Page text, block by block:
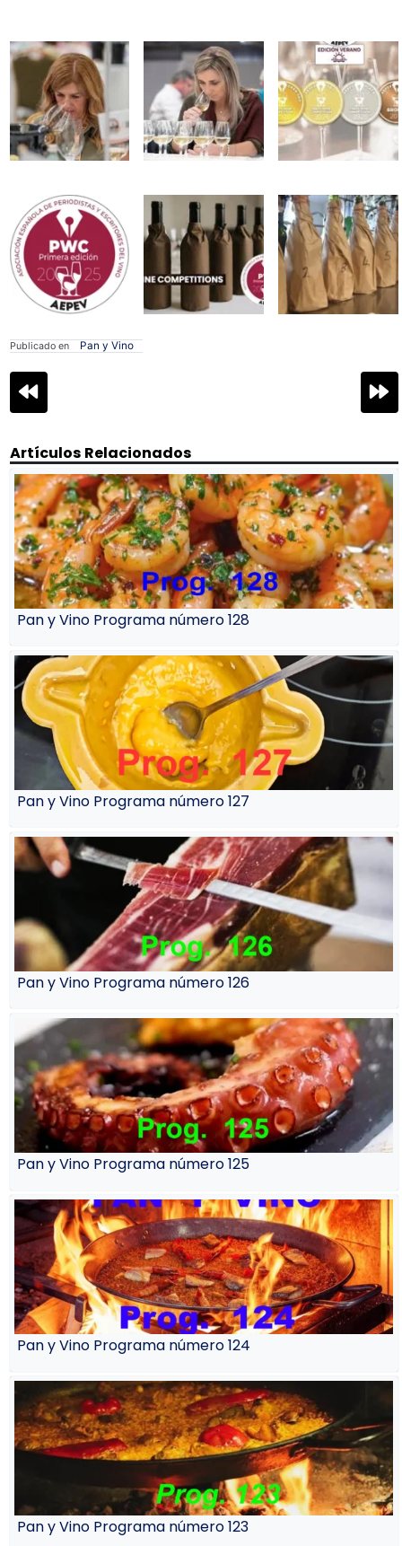
Publicado en Pan y Vino
Navegación
de
entradas
Artículos Relacionados
Pan y Vino Programa número 128
Pan y Vino Programa número 127
Pan y Vino Programa número 126
Pan y Vino Programa número 125
Pan y Vino Programa número 124
Pan y Vino Programa número 123